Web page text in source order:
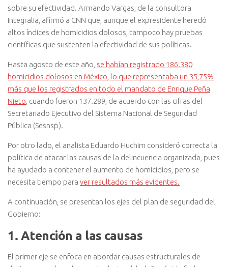
sobre su efectividad. Armando Vargas, de la consultora
Integralia, afirmó a CNN que, aunque el expresidente heredó
altos índices de homicidios dolosos, tampoco hay pruebas
científicas que sustenten la efectividad de sus políticas.
Hasta agosto de este año, se habían registrado 186.380
homicidios dolosos en México, lo que representaba un 35,75%
más que los registrados en todo el mandato de Enrique Peña
Nieto , cuando fueron 137.289, de acuerdo con las cifras del
Secretariado Ejecutivo del Sistema Nacional de Seguridad
Pública (Sesnsp).
Por otro lado, el analista Eduardo Huchim consideró correcta la
política de atacar las causas de la delincuencia organizada, pues
ha ayudado a contener el aumento de homicidios, pero se
necesita tiempo para ver resultados más evidentes.
A continuación, se presentan los ejes del plan de seguridad del
Gobierno:
1. Atención a las causas
El primer eje se enfoca en abordar causas estructurales de